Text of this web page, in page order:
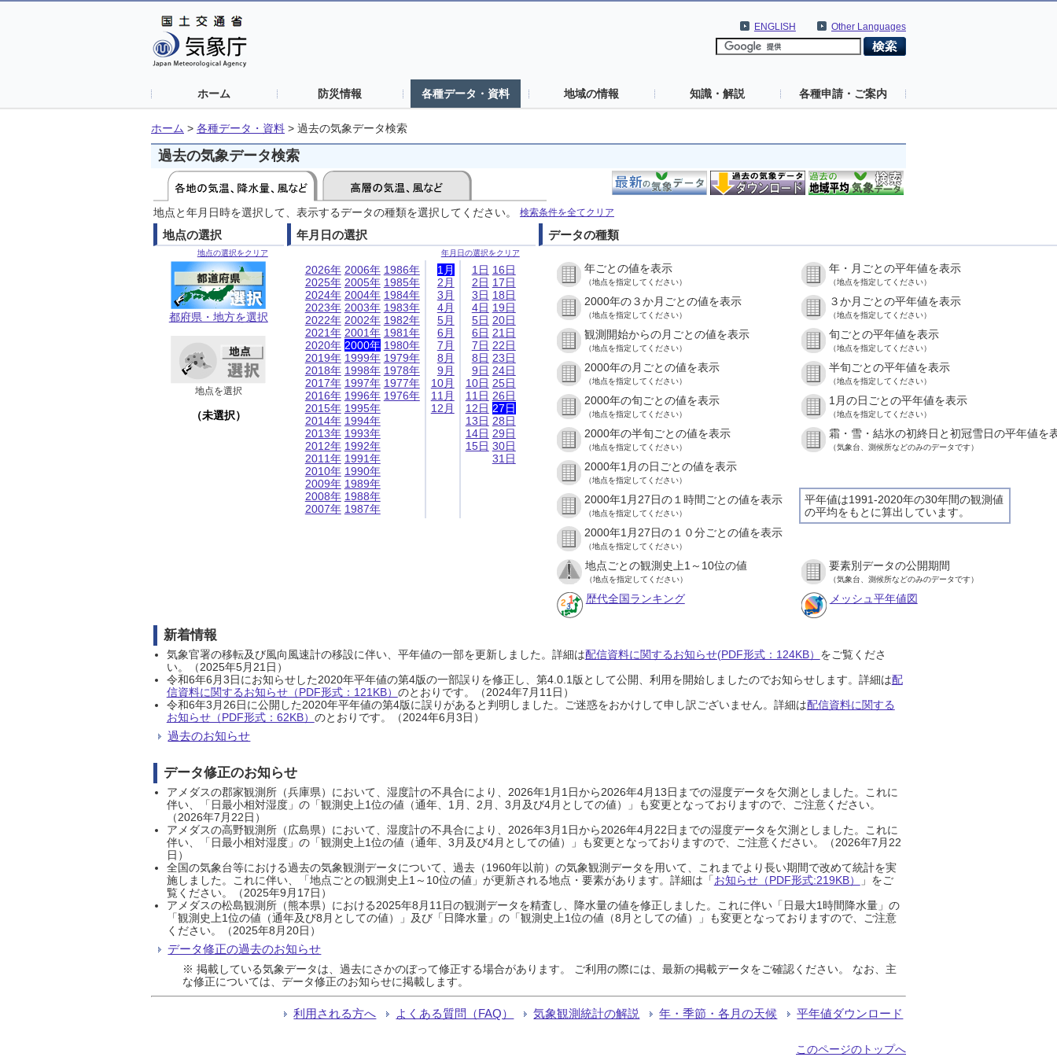
Other Languages
ENGLISH
ホーム 防災情報 各種データ・資料 地域の情報 知識・解説 各種申請・ご案内
ホーム > 各種データ・資料 > 過去の気象データ検索
過去の気象データ検索
地点と年月日時を選択して、表示するデータの種類を選択してください。 検索条件を全てクリア
地点の選択
地点の選択をクリア
都府県・地方を選択
地点を選択
（未選択）
年月日の選択
年月日の選択をクリア
2026年
2025年
2024年
2023年
2022年
2021年
2020年
2019年
2018年
2017年
2016年
2015年
2014年
2013年
2012年
2011年
2010年
2009年
2008年
2007年
2006年
2005年
2004年
2003年
2002年
2001年
2000年
1999年
1998年
1997年
1996年
1995年
1994年
1993年
1992年
1991年
1990年
1989年
1988年
1987年
1986年
1985年
1984年
1983年
1982年
1981年
1980年
1979年
1978年
1977年
1976年
1月
2月
3月
4月
5月
6月
7月
8月
9月
10月
11月
12月
1日
2日
3日
4日
5日
6日
7日
8日
9日
10日
11日
12日
13日
14日
15日
16日
17日
18日
19日
20日
21日
22日
23日
24日
25日
26日
27日
28日
29日
30日
31日
データの種類
年ごとの値を表示
（地点を指定してください）
年・月ごとの平年値を表示
（地点を指定してください）
2000年の３か月ごとの値を表示
（地点を指定してください）
３か月ごとの平年値を表示
（地点を指定してください）
観測開始からの月ごとの値を表示
（地点を指定してください）
旬ごとの平年値を表示
（地点を指定してください）
2000年の月ごとの値を表示
（地点を指定してください）
半旬ごとの平年値を表示
（地点を指定してください）
2000年の旬ごとの値を表示
（地点を指定してください）
1月の日ごとの平年値を表示
（地点を指定してください）
2000年の半旬ごとの値を表示
（地点を指定してください）
霜・雪・結氷の初終日と初冠雪日の平年値を
（気象台、測候所などのみのデータです）
2000年1月の日ごとの値を表示
（地点を指定してください）
平年値は1991-2020年の30年間の観測値
の平均をもとに算出しています。
2000年1月27日の１時間ごとの値を表示
（地点を指定してください）
2000年1月27日の１０分ごとの値を表示
（地点を指定してください）
地点ごとの観測史上1～10位の値
（地点を指定してください）
要素別データの公開期間
（気象台、測候所などのみのデータです）
歴代全国ランキング メッシュ平年値図
新着情報
気象官署の移転及び風向風速計の移設に伴い、平年値の一部を更新しました。詳細は配信資料に関するお知らせ(PDF形式：124KB） をご覧くださ
い。（2025年5月21日）
令和6年6月3日にお知らせした2020年平年値の第4版の一部誤りを修正し、第4.0.1版として公開、利用を開始しましたのでお知らせします。詳細は配
信資料に関するお知らせ（PDF形式：121KB） のとおりです。（2024年7月11日）
令和6年3月26日に公開した2020年平年値の第4版に誤りがあると判明しました。ご迷惑をおかけして申し訳ございません。詳細は配信資料に関する
お知らせ（PDF形式：62KB） のとおりです。（2024年6月3日）
過去のお知らせ
データ修正のお知らせ
アメダスの郡家観測所（兵庫県）において、湿度計の不具合により、2026年1月1日から2026年4月13日までの湿度データを欠測としました。これに
伴い、「日最小相対湿度」の「観測史上1位の値（通年、1月、2月、3月及び4月としての値）」も変更となっておりますので、ご注意ください。
（2026年7月22日）
アメダスの高野観測所（広島県）において、湿度計の不具合により、2026年3月1日から2026年4月22日までの湿度データを欠測としました。これに
伴い、「日最小相対湿度」の「観測史上1位の値（通年、3月及び4月としての値）」も変更となっておりますので、ご注意ください。（2026年7月22
日）
全国の気象台等における過去の気象観測データについて、過去（1960年以前）の気象観測データを用いて、これまでより長い期間で改めて統計を実
施しました。これに伴い、「地点ごとの観測史上1～10位の値」が更新される地点・要素があります。詳細は「お知らせ（PDF形式:219KB）
」をご
覧ください。（2025年9月17日）
アメダスの松島観測所（熊本県）における2025年8月11日の観測データを精査し、降水量の値を修正しました。これに伴い「日最大1時間降水量」の
「観測史上1位の値（通年及び8月としての値）」及び「日降水量」の「観測史上1位の値（8月としての値）」も変更となっておりますので、ご注意
ください。（2025年8月20日）
データ修正の過去のお知らせ
※ 掲載している気象データは、過去にさかのぼって修正する場合があります。 ご利用の際には、最新の掲載データをご確認ください。 なお、主
な修正については、データ修正のお知らせに掲載します。
利用される方へ よくある質問（FAQ） 気象観測統計の解説 年・季節・各月の天候 平年値ダウンロード
このページのトップへ